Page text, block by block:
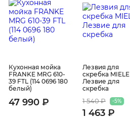
Кухонная мойка
FRANKE MRG 610-
39 FTL (114 0696 180
белый)
47 990 ₽
Лезвия для
скребка MIELE
Лезвие для
скребка
1 540 ₽ -5%
1 463 ₽